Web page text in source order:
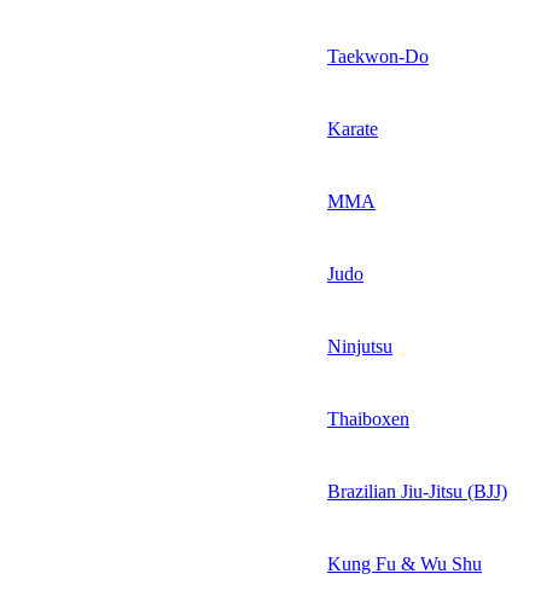
Taekwon-Do
Karate
MMA
Judo
Ninjutsu
Thaiboxen
Brazilian Jiu-Jitsu (BJJ)
Kung Fu & Wu Shu